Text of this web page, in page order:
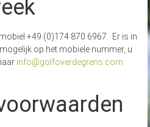
+49 (0)174 870 6967. Er is in
op het mobiele nummer, u
info@golfoverdegrens.com